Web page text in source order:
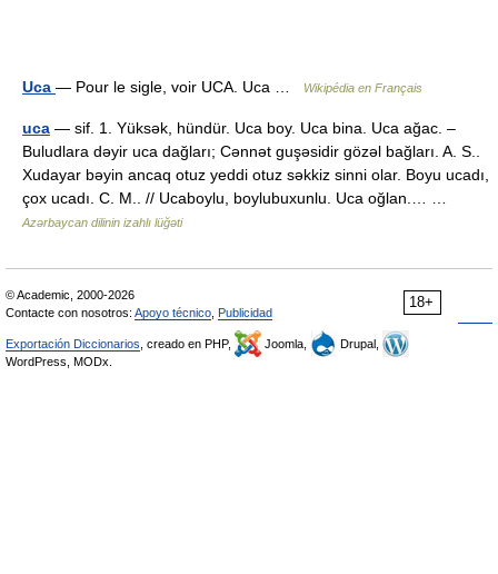
Uca — Pour le sigle, voir UCA. Uca … Wikipédia en Français
uca — sif. 1. Yüksək, hündür. Uca boy. Uca bina. Uca ağac. –
Buludlara dəyir uca dağları; Cənnət guşəsidir gözəl bağları. A. S..
Xudayar bəyin ancaq otuz yeddi otuz səkkiz sinni olar. Boyu ucadı,
çox ucadı. C. M.. // Ucaboylu, boylubuxunlu. Uca oğlan.… …
Azərbaycan dilinin izahlı lüğəti
18+
© Academic, 2000-2026
Contacte con nosotros: Apoyo técnico Publicidad
Exportación Diccionarios , creado en PHP, Joomla,
Drupal,
WordPress, MODx.